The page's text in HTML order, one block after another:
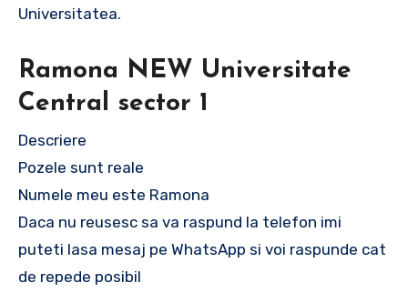
Universitatea.
Ramona NEW Universitate
Central sector 1
Descriere
Pozele sunt reale
Numele meu este Ramona
Daca nu reusesc sa va raspund la telefon imi
puteti lasa mesaj pe WhatsApp si voi raspunde cat
de repede posibil